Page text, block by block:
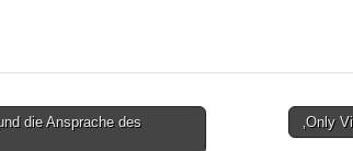
die Ansprache des
‚Only